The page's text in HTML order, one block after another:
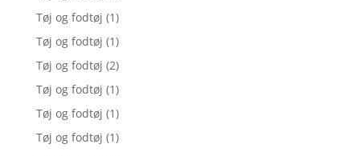
Tøj og fodtøj (1)
Tøj og fodtøj (1)
Tøj og fodtøj (2)
Tøj og fodtøj (1)
Tøj og fodtøj (1)
Tøj og fodtøj (1)